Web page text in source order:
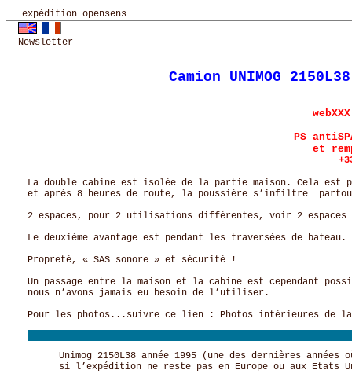
expédition opensens
Newsletter
Camion UNIMOG
PS
et
La double cabine est isolée de la partie maison. Cela est
et après 8 heures de route, la poussière s’infiltre
2 espaces, pour 2 utilisations différentes, voir 2
Le deuxième avantage est pendant les traversées de
Propreté, « SAS sonore » et sécurité !
Un passage entre la maison et la cabine est cependant
nous n’avons jamais eu besoin de l’utiliser.
Pour les photos...suivre ce lien : Photos intérieures de
Unimog 2150L38 année 1995 (une des dernières
si l’expédition ne reste pas en Europe ou aux Etats